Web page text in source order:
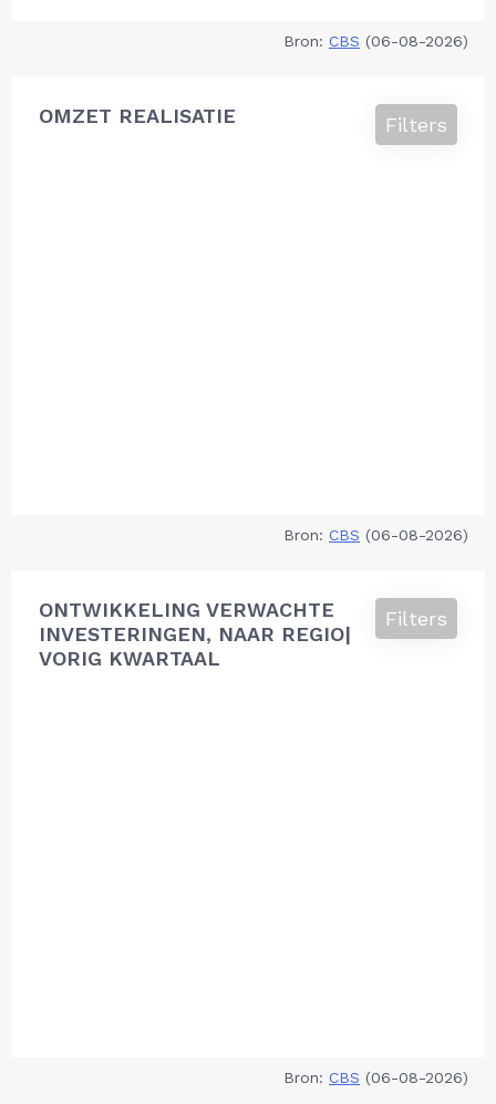
Bron: CBS (06-08-2026)
OMZET REALISATIE Filters
Bron: CBS (06-08-2026)
ONTWIKKELING VERWACHTE
INVESTERINGEN, NAAR REGIO|
VORIG KWARTAAL
Filters
Bron: CBS (06-08-2026)